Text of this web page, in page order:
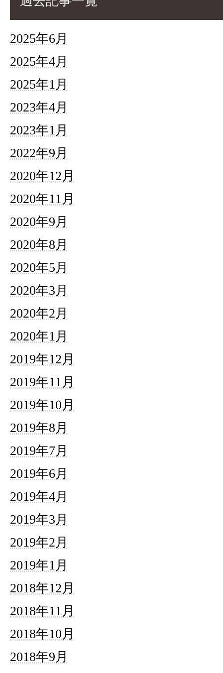
2025年6月
2025年4月
2025年1月
2023年4月
2023年1月
2022年9月
2020年12月
2020年11月
2020年9月
2020年8月
2020年5月
2020年3月
2020年2月
2020年1月
2019年12月
2019年11月
2019年10月
2019年8月
2019年7月
2019年6月
2019年4月
2019年3月
2019年2月
2019年1月
2018年12月
2018年11月
2018年10月
2018年9月